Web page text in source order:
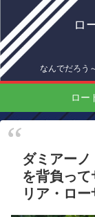
ロ
なんでだろう
ロー
ダミアー
を背負っ
リア・ロ